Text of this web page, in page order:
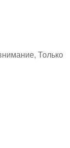
Только